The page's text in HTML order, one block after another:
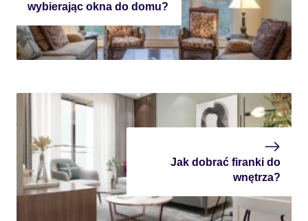
wybierając okna do domu?
Jak dobrać firanki do
wnętrza?